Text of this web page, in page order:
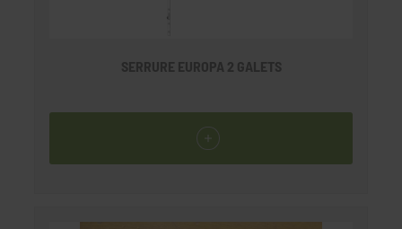
SERRURE EUROPA 2 GALETS